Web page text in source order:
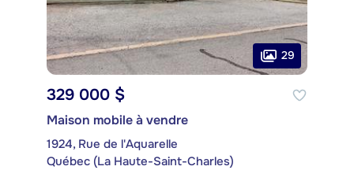
29
329 000 $
Maison mobile à vendre
1924, Rue de l'Aquarelle
Québec (La Haute-Saint-Charles)